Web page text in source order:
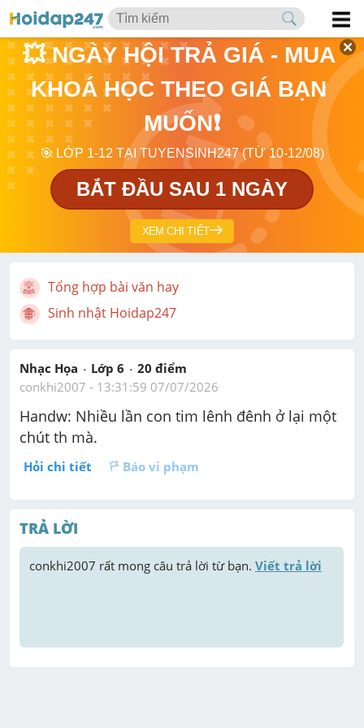
💥 NGÀY HỘI TRẢ GIÁ - MUA
KHOÁ HỌC THEO GIÁ BẠN
MUỐN❗
🎯 LỚP 1-12 TẠI TUYENSINH247 (TỪ 10-12/08)
BẮT ĐẦU SAU 1 NGÀY
XEM CHI TIẾT
Tổng hợp bài văn hay
Sinh nhật Hoidap247
Nhạc Họa Lớp 6 20 điểm
conkhi2007 - 13:31:59 07/07/2026
Handw: Nhiều lần con tim lênh đênh ở lại một
chút th mà.
Hỏi chi tiết Báo vi phạm
TRẢ LỜI
conkhi2007 rất mong câu trả lời từ bạn. Viết trả lời